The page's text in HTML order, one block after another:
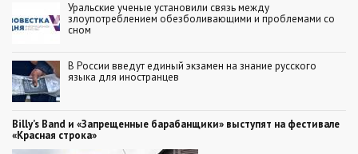
Уральские ученые установили связь между
злоупотреблением обезболивающими и проблемами со
сном
В России введут единый экзамен на знание русского
языка для иностранцев
Billy’s Band и «Запрещенные барабанщики» выступят на фестивале
«Красная строка»